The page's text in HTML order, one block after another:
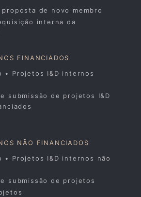
proposta de novo membro
interna da
FINANCIADOS
• Projetos I&D internos
submissão de projetos I&D
NÃO FINANCIADOS
• Projetos I&D internos não
submissão de projetos